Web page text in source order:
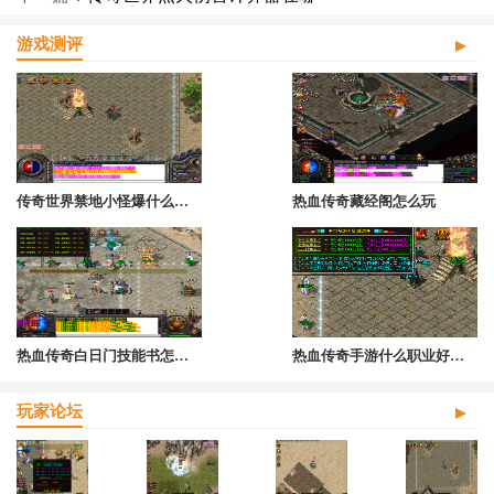
游戏测评
传奇世界禁地小怪爆什么宝石 热血传奇藏经阁怎么玩
热血传奇白日门技能书怎么获得的 热血传奇手游什么职业好打装备
玩家论坛